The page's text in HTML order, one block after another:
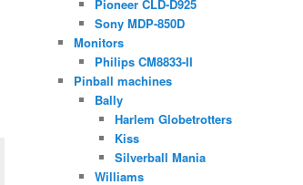
Pioneer CLD-D925
Sony MDP-850D
Monitors
Philips CM8833-II
Pinball machines
Bally
Harlem Globetrotters
Kiss
Silverball Mania
Williams